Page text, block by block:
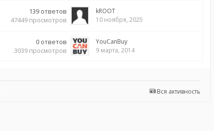
139 ответов
47449 просмотров
kROOT
10 ноября, 2025
0 ответов
3039 просмотров
YouCanBuy
9 марта, 2014
Вся активность